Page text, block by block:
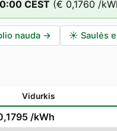
:00 CEST (€ 0,1760 /
nauda → ☀️ Saulės
Vidurkis
/kWh